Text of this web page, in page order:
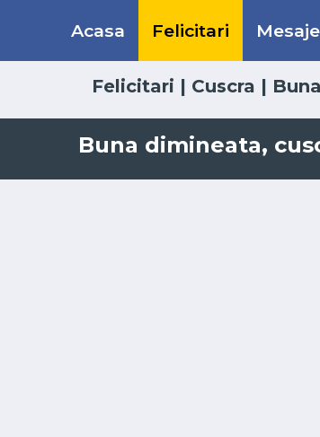
Acasa Felicitari Mesaje
Felicitari | Cuscra |
Buna dimineata,